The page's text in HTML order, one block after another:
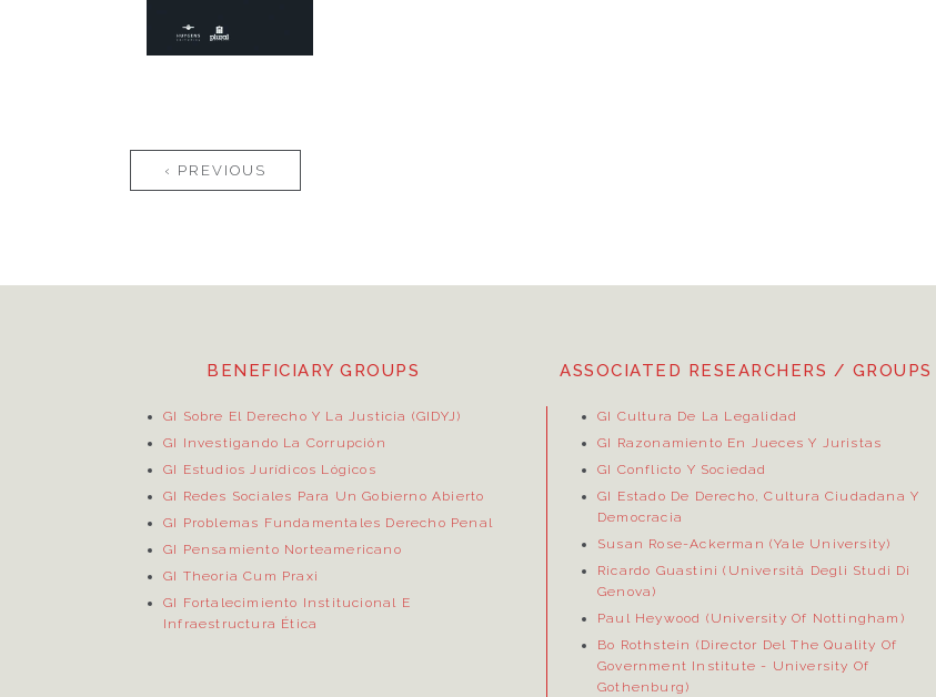
Pages
‹ PREVIOUS
BENEFICIARY GROUPS
GI Sobre El Derecho Y La Justicia (GIDYJ)
GI Investigando La Corrupción
GI Estudios Jurídicos Lógicos
GI Redes Sociales Para Un Gobierno Abierto
GI Problemas Fundamentales Derecho Penal
GI Pensamiento Norteamericano
GI Theoria Cum Praxi
GI Fortalecimiento Institucional E
Infraestructura Ética
ASSOCIATED RESEARCHERS / GROUPS
GI Cultura De La Legalidad
GI Razonamiento En Jueces Y Juristas
GI Conflicto Y Sociedad
GI Estado De Derecho, Cultura Ciudadana Y
Democracia
Susan Rose-Ackerman (Yale University)
Ricardo Guastini (Università Degli Studi Di
Genova)
Paul Heywood (University Of Nottingham)
Bo Rothstein (Director DelThe Quality Of
Government Institute - University Of
Gothenburg)